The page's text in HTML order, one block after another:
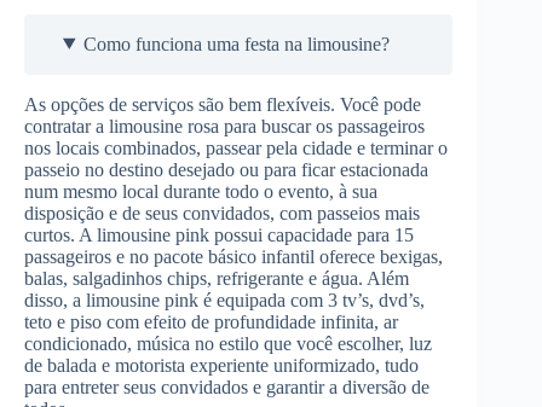
Como funciona uma festa na limousine?
As opções de serviços são bem flexíveis. Você pode
contratar a limousine rosa para buscar os passageiros
nos locais combinados, passear pela cidade e terminar o
passeio no destino desejado ou para ficar estacionada
num mesmo local durante todo o evento, à sua
disposição e de seus convidados, com passeios mais
curtos. A limousine pink possui capacidade para 15
passageiros e no pacote básico infantil oferece bexigas,
balas, salgadinhos chips, refrigerante e água. Além
disso, a limousine pink é equipada com 3 tv’s, dvd’s,
teto e piso com efeito de profundidade infinita, ar
condicionado, música no estilo que você escolher, luz
de balada e motorista experiente uniformizado, tudo
para entreter seus convidados e garantir a diversão de